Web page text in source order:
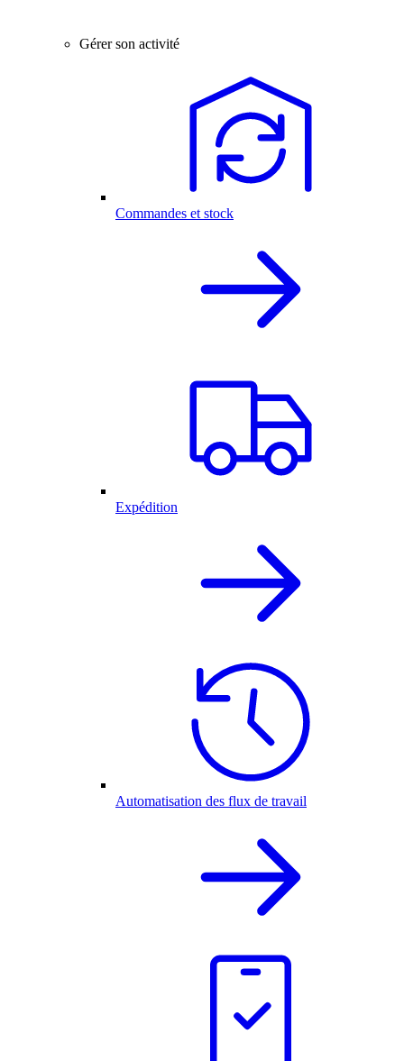
Gérer son activité
Commandes et stock
Expédition
Automatisation des flux de travail